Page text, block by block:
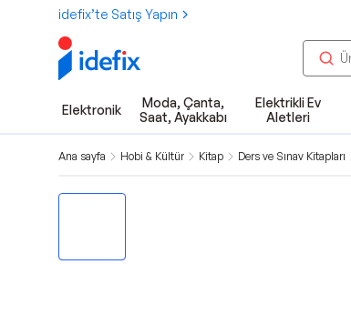
idefix’te Satış Yapın
Elektronik
Moda, Çanta,
Saat, Ayakkabı
Elektrikli Ev
Aletleri
Ana sayfa Hobi & Kültür Kitap Ders ve Sınav Kitapları